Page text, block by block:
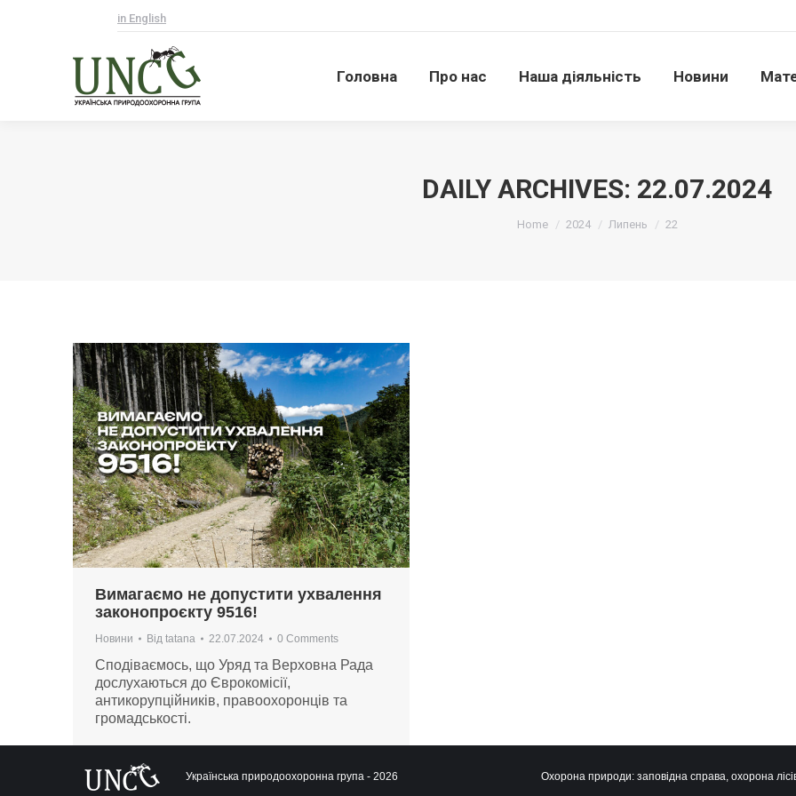
in English
Головна Про нас Наша діяльність Новини
DAILY ARCHIVES: 22.07.2024
Home 2024 Липень 22
Вимагаємо не допустити ухвалення
законопроєкту 9516!
Новини Від tatana 22.07.2024 0 Comments
Сподіваємось, що Уряд та Верховна Рада
дослухаються до Єврокомісії,
антикорупційників, правоохоронців та
громадськості.
Українська природоохоронна група - 2026 Охорона природи: заповідна справа, охорона
Головна Про нас Наша діяльність Новини